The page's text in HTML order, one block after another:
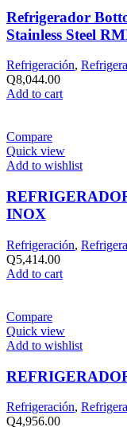
Refrigerador
Stainless Steel
Refrigeración,
Q8,044.00
Add to cart
Compare
Quick view
Add to wishlist
INOX
Refrigeración,
Q5,414.00
Add to cart
Compare
Quick view
Add to wishlist
Refrigeración,
Q4,956.00